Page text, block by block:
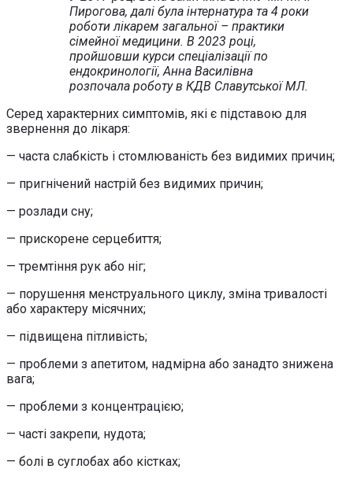
Пирогова, далі була інтернатура та 4 роки
роботи лікарем загальної – практики
сімейної медицини. В 2023 році,
пройшовши курси спеціалізації по
ендокринології, Анна Василівна
розпочала роботу в КДВ Славутської МЛ.
Серед характерних симптомів, які є підставою для
звернення до лікаря:
— часта слабкість і стомлюваність без видимих причин;
— пригнічений настрій без видимих причин;
— розлади сну;
— прискорене серцебиття;
— тремтіння рук або ніг;
— порушення менструального циклу, зміна тривалості
або характеру місячних;
— підвищена пітливість;
— проблеми з апетитом, надмірна або занадто знижена
вага;
— проблеми з концентрацією;
— часті закрепи, нудота;
— болі в суглобах або кістках;